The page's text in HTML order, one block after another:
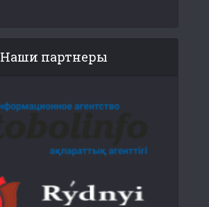
Наши партнеры